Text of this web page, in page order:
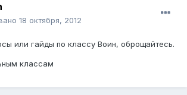
18 октября, 2012
или гайды по классу Воин, оброщайтесь.
классам